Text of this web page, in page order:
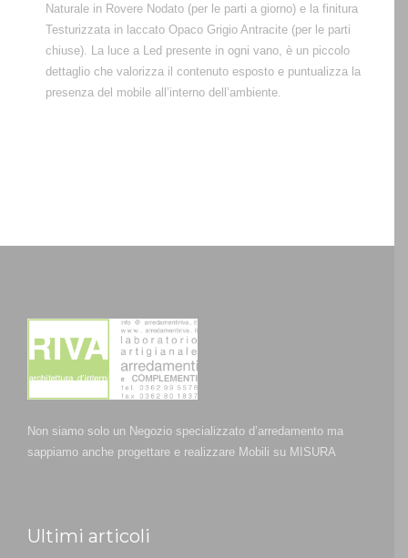
Naturale in Rovere Nodato (per le parti a giorno) e la finitura
Testurizzata in laccato Opaco Grigio Antracite (per le parti
chiuse). La luce a Led presente in ogni vano, è un piccolo
dettaglio che valorizza il contenuto esposto e puntualizza la
presenza del mobile all’interno dell’ambiente.
Non siamo solo un Negozio specializzato d’arredamento ma
sappiamo anche progettare e realizzare Mobili su MISURA
Ultimi articoli